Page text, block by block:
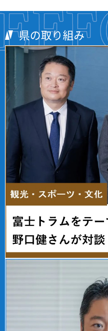
県の取り組み